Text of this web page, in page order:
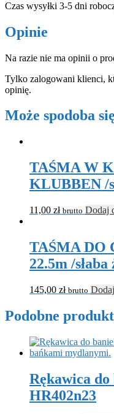
Czas wysyłki 3-5 dni
Opinie
Na razie nie ma opinii o
Tylko zalogowani klienci,
opinię.
Może spodoba
TAŚMA W
KLUBBEN /
11,00 zł brutto Dodaj
TAŚMA DO
22.5m /słaba
145,00 zł brutto
Podobne
Rękawica do
HR402n23